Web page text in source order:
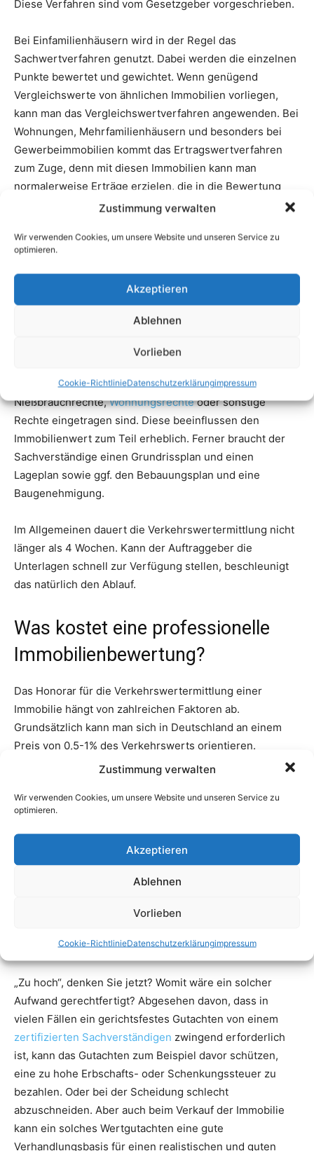
Zustimmung verwalten
Wir verwenden Cookies, um unsere Website und unseren Service zu
optimieren.
Akzeptieren
Ablehnen
Vorlieben
Cookie-RichtlinieDatenschutzerklärungimpressum